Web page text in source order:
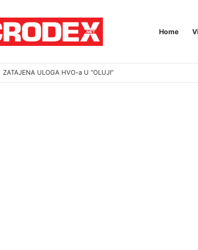
Home
ZATAJENA ULOGA HVO-a U “OLUJI”